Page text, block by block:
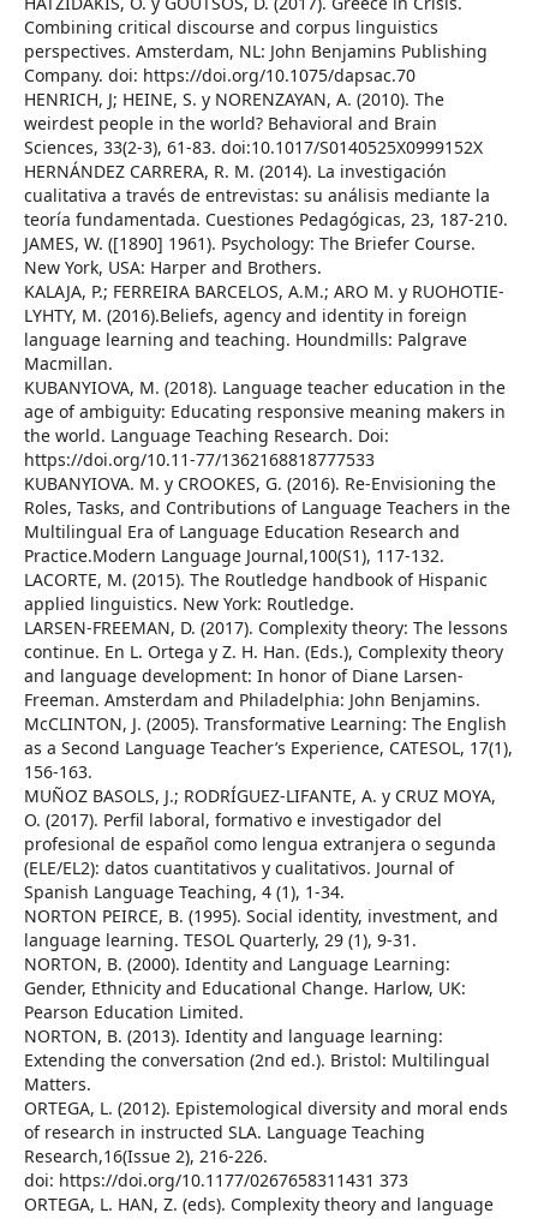
Combining critical discourse and corpus linguistics
perspectives. Amsterdam, NL: John Benjamins Publishing
Company. doi: https://doi.org/10.1075/dapsac.70
HENRICH, J; HEINE, S. y NORENZAYAN, A. (2010). The
weirdest people in the world? Behavioral and Brain
Sciences, 33(2-3), 61-83. doi:10.1017/S0140525X0999152X
HERNÁNDEZ CARRERA, R. M. (2014). La investigación
cualitativa a través de entrevistas: su análisis mediante la
teoría fundamentada. Cuestiones Pedagógicas, 23, 187-210.
JAMES, W. ([1890] 1961). Psychology: The Briefer Course.
New York, USA: Harper and Brothers.
KALAJA, P.; FERREIRA BARCELOS, A.M.; ARO M. y RUOHOTIE-
LYHTY, M. (2016).Beliefs, agency and identity in foreign
language learning and teaching. Houndmills: Palgrave
Macmillan.
KUBANYIOVA, M. (2018). Language teacher education in the
age of ambiguity: Educating responsive meaning makers in
the world. Language Teaching Research. Doi:
https://doi.org/10.11-77/1362168818777533
KUBANYIOVA. M. y CROOKES, G. (2016). Re-Envisioning the
Roles, Tasks, and Contributions of Language Teachers in the
Multilingual Era of Language Education Research and
Practice.Modern Language Journal,100(S1), 117-132.
LACORTE, M. (2015). The Routledge handbook of Hispanic
applied linguistics. New York: Routledge.
LARSEN-FREEMAN, D. (2017). Complexity theory: The lessons
continue. En L. Ortega y Z. H. Han. (Eds.), Complexity theory
and language development: In honor of Diane Larsen-
Freeman. Amsterdam and Philadelphia: John Benjamins.
McCLINTON, J. (2005). Transformative Learning: The English
as a Second Language Teacher’s Experience, CATESOL, 17(1),
156-163.
MUÑOZ BASOLS, J.; RODRÍGUEZ-LIFANTE, A. y CRUZ MOYA,
O. (2017). Perfil laboral, formativo e investigador del
profesional de español como lengua extranjera o segunda
(ELE/EL2): datos cuantitativos y cualitativos. Journal of
Spanish Language Teaching, 4 (1), 1-34.
NORTON PEIRCE, B. (1995). Social identity, investment, and
language learning. TESOL Quarterly, 29 (1), 9-31.
NORTON, B. (2000). Identity and Language Learning:
Gender, Ethnicity and Educational Change. Harlow, UK:
Pearson Education Limited.
NORTON, B. (2013). Identity and language learning:
Extending the conversation (2nd ed.). Bristol: Multilingual
Matters.
ORTEGA, L. (2012). Epistemological diversity and moral ends
of research in instructed SLA. Language Teaching
Research,16(Issue 2), 216-226.
doi: https://doi.org/10.1177/0267658311431 373
ORTEGA, L. HAN, Z. (eds). Complexity theory and language